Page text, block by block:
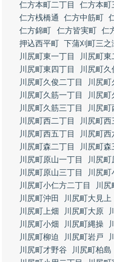
仁方本町二丁目
仁方本町
仁方桟橋通
仁方中筋町
仁方錦町
仁方皆実町 仁
押込西平町 下蒲刈町三之
川尻町東一丁目
川尻町東
川尻町東四丁目
川尻町久
川尻町久俊二丁目
川尻町
川尻町久筋一丁目
川尻町
川尻町久筋三丁目
川尻町
川尻町西二丁目
川尻町西
川尻町西五丁目
川尻町西
川尻町森二丁目
川尻町森
川尻町原山一丁目
川尻町
川尻町原山三丁目
川尻町
川尻町小仁方二丁目
川尻
川尻町沖田
川尻町大見上
川尻町上畑
川尻町大原
川尻町小畑
川尻町縄操
川尻町柳迫
川尻町岩戸
川尻町才野谷
川尻町柏島